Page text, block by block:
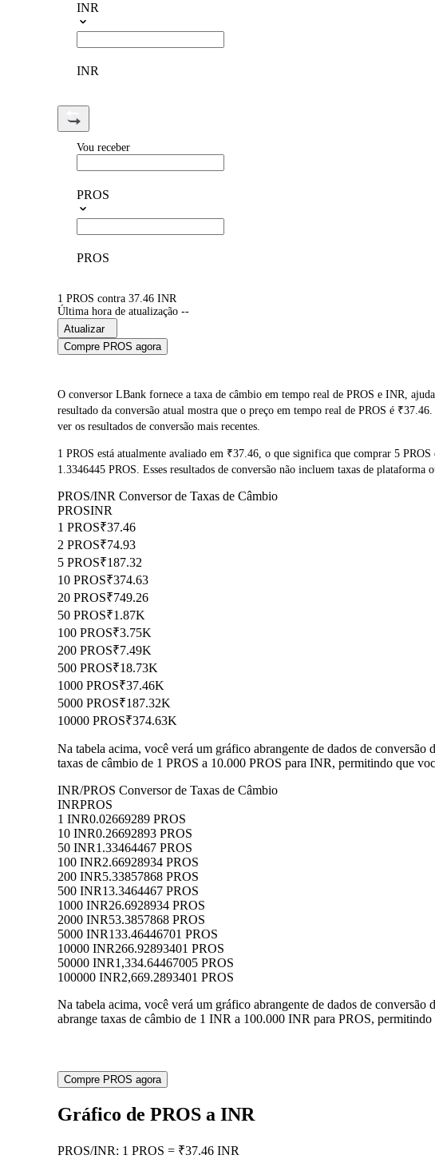
INR
INR
Vou receber
PROS
PROS
1 PROS contra 37.46 INR
Última hora de atualização --
Atualizar
Compre PROS agora
O conversor LBank fornece a taxa de câmbio em tempo real de PROS e INR,
resultado da conversão atual mostra que o preço em tempo real de PROS é
ver os resultados de conversão mais recentes.
1 PROS está atualmente avaliado em ₹37.46, o que significa que comprar 5
1.3346445 PROS. Esses resultados de conversão não incluem taxas de plataforma
PROS/INR Conversor de Taxas de Câmbio
PROSINR
1 PROS₹37.46
2 PROS₹74.93
5 PROS₹187.32
10 PROS₹374.63
20 PROS₹749.26
50 PROS₹1.87K
100 PROS₹3.75K
200 PROS₹7.49K
500 PROS₹18.73K
1000 PROS₹37.46K
5000 PROS₹187.32K
10000 PROS₹374.63K
Na tabela acima, você verá um gráfico abrangente de dados de
taxas de câmbio de 1 PROS a 10.000 PROS para INR, permitindo que
INR/PROS Conversor de Taxas de Câmbio
INRPROS
1 INR0.02669289 PROS
10 INR0.26692893 PROS
50 INR1.33464467 PROS
100 INR2.66928934 PROS
200 INR5.33857868 PROS
500 INR13.3464467 PROS
1000 INR26.6928934 PROS
2000 INR53.3857868 PROS
5000 INR133.46446701 PROS
10000 INR266.92893401 PROS
50000 INR1,334.64467005 PROS
100000 INR2,669.2893401 PROS
Na tabela acima, você verá um gráfico abrangente de dados de
abrange taxas de câmbio de 1 INR a 100.000 INR para PROS,
Compre PROS agora
Gráfico de PROS a INR
PROS/INR: 1 PROS = ₹37.46 INR